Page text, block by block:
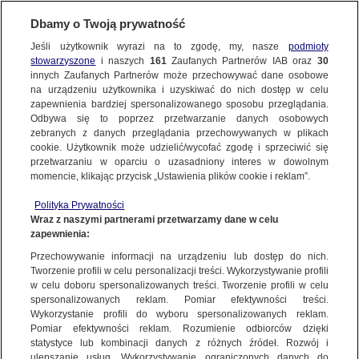
METEO
NAJNOWSZE
Grypa zabija w Europie. Setki przypadków
śmiertelnych we Włoszech i Niemczech
24.02.2018, 10:01
Dbamy o Twoją prywatność
Jeśli użytkownik wyrazi na to zgodę, my, nasze podmioty
stowarzyszone i naszych 161Zaufanych Partnerów IAB oraz 30
innych Zaufanych Partnerów może przechowywać dane osobowe
na urządzeniu użytkownika i uzyskiwać do nich dostęp w celu
zapewnienia bardziej spersonalizowanego sposobu przeglądania.
Odbywa się to poprzez przetwarzanie danych osobowych
zebranych z danych przeglądania przechowywanych w plikach
cookie. Użytkownik może udzielić/wycofać zgodę i sprzeciwić się
przetwarzaniu w oparciu o uzasadniony interes w dowolnym
momencie, klikając przycisk „Ustawienia plików cookie i reklam”.
Polityka Prywatności
Wraz z naszymi partnerami przetwarzamy dane w celu
zapewnienia:
Przechowywanie informacji na urządzeniu lub dostęp do nich.
Tworzenie profili w celu personalizacji treści. Wykorzystywanie profili
w celu doboru spersonalizowanych treści. Tworzenie profili w celu
spersonalizowanych reklam. Pomiar efektywności treści.
Wykorzystanie profili do wyboru spersonalizowanych reklam.
Pomiar efektywności reklam. Rozumienie odbiorców dzięki
statystyce lub kombinacji danych z różnych źródeł. Rozwój i